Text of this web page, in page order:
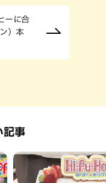
ーに合
）本
記事